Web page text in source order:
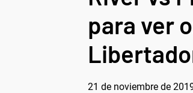
para ver
21 de noviembre de